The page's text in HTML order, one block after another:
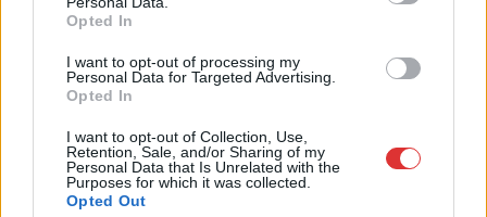
Opted In
I want to opt-out of processing my
Personal Data for Targeted Advertising.
Opted In
I want to opt-out of Collection, Use,
Retention, Sale, and/or Sharing of my
Personal Data that Is Unrelated with the
Purposes for which it was collected.
Opted Out
állapotban levő buszmegálló mutatja, hogy Szolnok mennyire
élhető város
Pénteken újra csökken a benzin és a gázolaj ára is
Napokon belül megválasztja az új köztársasági elnököt az
Országgyűlés
Kiterjedt tüzek pusztítanak az országban, köztük Karcagon